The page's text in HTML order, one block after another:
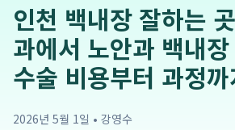
인천 백내장 잘하는
과에서 노안과 백내
수술 비용부터 과정
2026년 5월 1일 • 강영수